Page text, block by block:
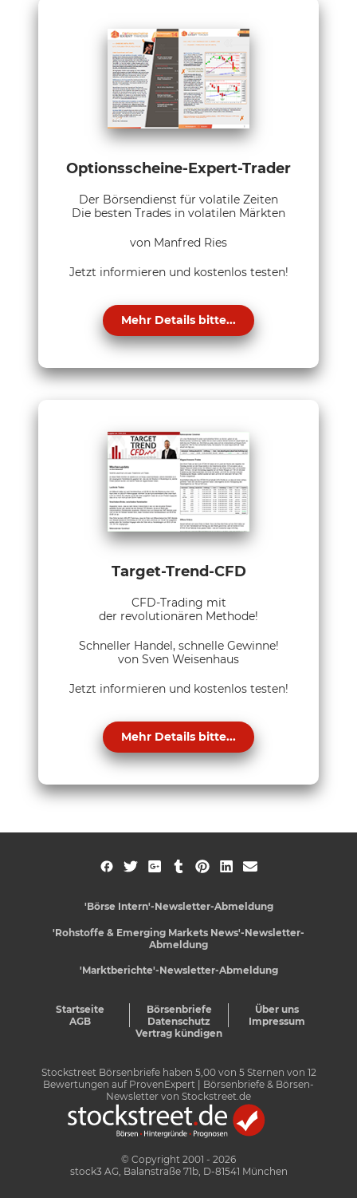
Optionsscheine-Expert-Trader
Der Börsendienst für volatile Zeiten
Die besten Trades in volatilen Märkten
von Manfred Ries
Jetzt informieren und kostenlos testen!
Mehr Details bitte...
Target-Trend-CFD
CFD-Trading mit
der revolutionären Methode!
Schneller Handel, schnelle Gewinne!
von Sven Weisenhaus
Jetzt informieren und kostenlos testen!
Mehr Details bitte...
'Börse Intern'-Newsletter-Abmeldung
'Rohstoffe & Emerging Markets News'-Newsletter-
Abmeldung
'Marktberichte'-Newsletter-Abmeldung
Startseite Börsenbriefe
Über uns
AGB
Datenschutz
Impressum
Vertrag kündigen
Stockstreet Börsenbriefe haben 5,00von 5Sternen von 12
Bewertungen auf ProvenExpert
| Börsenbriefe & Börsen-
Newsletter von Stockstreet.de
© Copyright 2001 - 2026
stock3 AG, Balanstraße 71b, D-81541 München